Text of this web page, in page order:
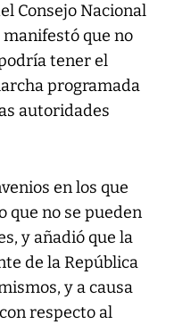
Consejo Nacional
manifestó que no
tener el
programada
autoridades
en los que
que no se pueden
y añadió que la
de la República
y a causa
respecto al